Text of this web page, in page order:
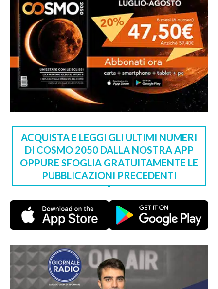
ACQUISTA E LEGGI GLI ULTIMI NUMERI
DI COSMO 2050 DALLA NOSTRA APP
OPPURE SFOGLIA GRATUITAMENTE LE
PUBBLICAZIONI PRECEDENTI